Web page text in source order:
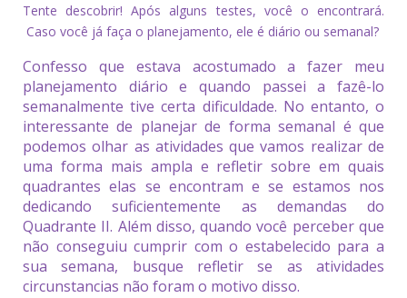
Tente descobrir! Após alguns testes, você o encontrará.
Caso você já faça o planejamento, ele é diário ou semanal?
Confesso que estava acostumado a fazer meu
planejamento diário e quando passei a fazê-lo
semanalmente tive certa dificuldade. No entanto, o
interessante de planejar de forma semanal é que
podemos olhar as atividades que vamos realizar de
uma forma mais ampla e refletir sobre em quais
quadrantes elas se encontram e se estamos nos
dedicando suficientemente as demandas do
Quadrante II. Além disso, quando você perceber que
não conseguiu cumprir com o estabelecido para a
sua semana, busque refletir se as atividades
circunstancias não foram o motivo disso.